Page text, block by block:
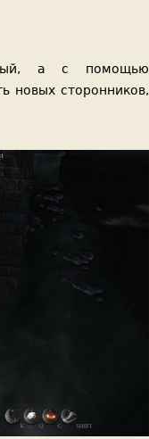
а с помощью
новых сторонников,